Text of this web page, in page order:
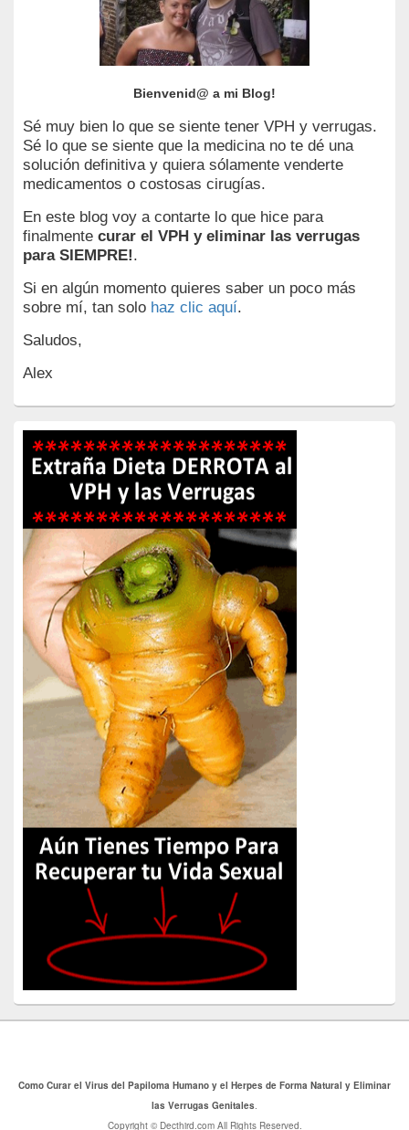
Bienvenid@ a mi Blog!
Sé muy bien lo que se siente tener VPH y verrugas.
Sé lo que se siente que la medicina no te dé una
solución definitiva y quiera sólamente venderte
medicamentos o costosas cirugías.
En este blog voy a contarte lo que hice para
finalmente curar el VPH y eliminar las verrugas
para SIEMPRE!.
Si en algún momento quieres saber un poco más
sobre mí, tan solo haz clic aquí.
Saludos,
Alex
Como Curar el Virus del Papiloma Humano y el Herpes de Forma Natural y Eliminar
las Verrugas Genitales
Copyright © Decthird.com All Rights Reserved.